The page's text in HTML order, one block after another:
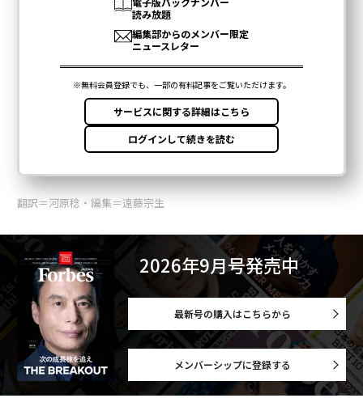
翻訳＝河原稔・編集＝遠藤宗生
2026年9月号発売中
最新号の購入はこちらから
メンバーシップに登録する